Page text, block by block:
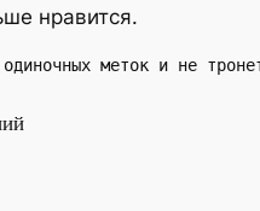
нравится.
меток и не